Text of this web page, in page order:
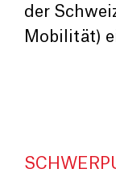
der
Mobilität)